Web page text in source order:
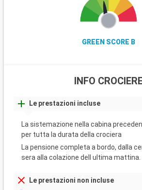
GREEN SCORE B
INFO
Le prestazioni incluse
La sistemazione nella cabina
per tutta la durata della crociera
La pensione completa a bordo, dalla
sera alla colazione dell ultima mattina.
Le prestazioni non incluse